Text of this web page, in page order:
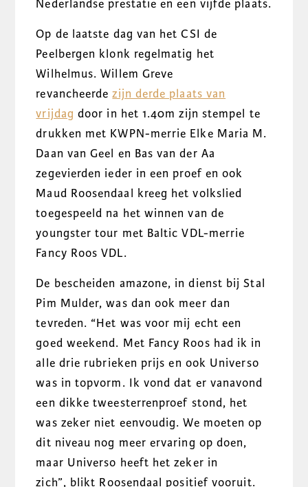
Nederlandse prestatie en een vijfde plaats.
Op de laatste dag van het CSI de
Peelbergen klonk regelmatig het
Wilhelmus. Willem Greve
revancheerdezijn derde plaats van
vrijdag door in het 1.40m zijn stempel te
drukken met KWPN-merrie Elke Maria M.
Daan van Geel en Bas van der Aa
zegevierden ieder in een proef en ook
Maud Roosendaal kreeg het volkslied
toegespeeld na het winnen van de
youngster tour met Baltic VDL-merrie
Fancy Roos VDL.
De bescheiden amazone, in dienst bij Stal
Pim Mulder, was dan ook meer dan
tevreden. “Het was voor mij echt een
goed weekend. Met Fancy Roos had ik in
alle drie rubrieken prijs en ook Universo
was in topvorm. Ik vond dat er vanavond
een dikke tweesterrenproef stond, het
was zeker niet eenvoudig. We moeten op
dit niveau nog meer ervaring op doen,
maar Universo heeft het zeker in
zich”, blikt Roosendaal positief vooruit.